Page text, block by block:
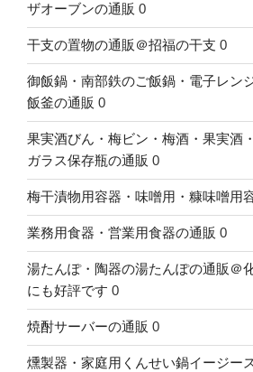
ザオーブンの通販 0
干支の置物の通販＠招福の干支 0
御飯鍋・南部鉄のご飯鍋・電子レン
飯釜の通販 0
果実酒びん・梅ビン・梅酒・果実酒
ガラス保存瓶の通販 0
梅干漬物用容器・味噌用・糠味噌用
業務用食器・営業用食器の通販 0
湯たんぽ・陶器の湯たんぽの通販＠
にも好評です 0
焼酎サーバーの通販 0
燻製器・家庭用くんせい鍋イージー